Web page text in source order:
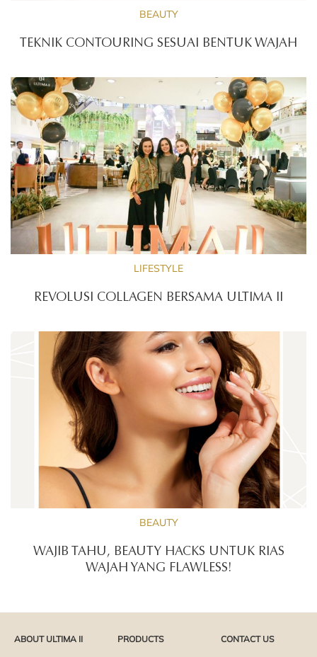
BEAUTY
TEKNIK CONTOURING SESUAI BENTUK WAJAH
LIFESTYLE
REVOLUSI COLLAGEN BERSAMA ULTIMA II
BEAUTY
WAJIB TAHU, BEAUTY HACKS UNTUK RIAS
WAJAH YANG FLAWLESS!
ABOUT ULTIMA II PRODUCTS CONTACT US